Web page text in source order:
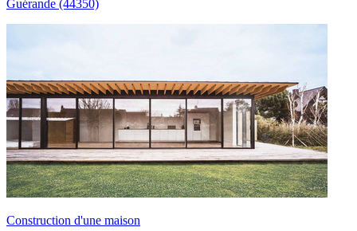
Guérande (44350)
Construction d'une maison